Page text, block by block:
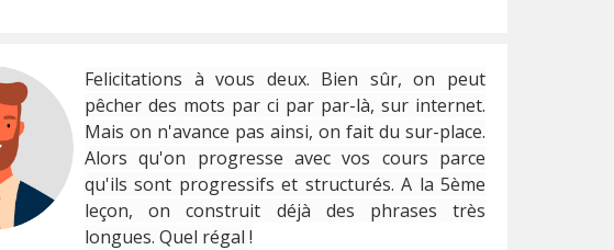
Felicitations à vous deux. Bien sûr, on peut
pêcher des mots par ci par par-là, sur internet.
Mais on n'avance pas ainsi, on fait du sur-place.
Alors qu'on progresse avec vos cours parce
qu'ils sont progressifs et structurés. A la 5ème
leçon, on construit déjà des phrases très
longues. Quel régal !